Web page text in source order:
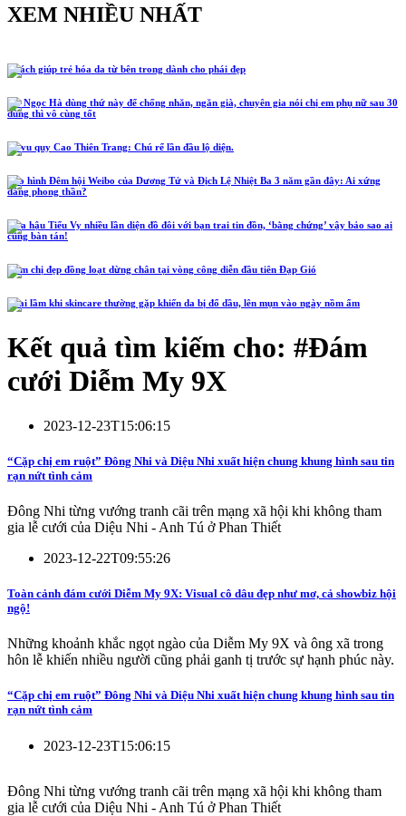
XEM NHIỀU NHẤT
5 cách giúp trẻ hóa da từ bên trong dành cho phái đẹp
Hồ Ngọc Hà dùng thứ này để chống nhăn, ngăn già, chuyên gia nói chị em phụ nữ sau 30
dùng thì vô cùng tốt
Lễ vu quy Cao Thiên Trang: Chú rể lần đầu lộ diện.
Tạo hình Đêm hội Weibo của Dương Tử và Địch Lệ Nhiệt Ba 3 năm gần đây: Ai xứng
đáng phong thần?
Hoa hậu Tiểu Vy nhiều lần diện đồ đôi với bạn trai tin đồn, ‘bằng chứng’ vậy bảo sao ai
cũng bàn tán!
Năm chị đẹp đồng loạt dừng chân tại vòng công diễn đầu tiên Đạp Gió
4 sai lầm khi skincare thường gặp khiến da bị đổ dầu, lên mụn vào ngày nồm ẩm
Kết quả tìm kiếm cho: #Đám
cưới Diễm My 9X
2023-12-23T15:06:15
“Cặp chị em ruột” Đông Nhi và Diệu Nhi xuất hiện chung khung hình sau tin
rạn nứt tình cảm
Đông Nhi từng vướng tranh cãi trên mạng xã hội khi không tham
gia lễ cưới của Diệu Nhi - Anh Tú ở Phan Thiết
2023-12-22T09:55:26
Toàn cảnh đám cưới Diễm My 9X: Visual cô dâu đẹp như mơ, cả showbiz hội
ngộ!
Những khoảnh khắc ngọt ngào của Diễm My 9X và ông xã trong
hôn lễ khiến nhiều người cũng phải ganh tị trước sự hạnh phúc này.
“Cặp chị em ruột” Đông Nhi và Diệu Nhi xuất hiện chung khung hình sau tin
rạn nứt tình cảm
2023-12-23T15:06:15
Đông Nhi từng vướng tranh cãi trên mạng xã hội khi không tham
gia lễ cưới của Diệu Nhi - Anh Tú ở Phan Thiết